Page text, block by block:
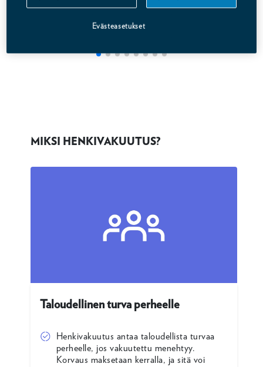
MIKSI HENKIVAKUUTUS?
Taloudellinen turva perheelle
Henkivakuutus antaa taloudellista turvaa
perheelle, jos vakuutettu menehtyy.
Korvaus maksetaan kerralla, ja sitä voi
Evästeasetukset